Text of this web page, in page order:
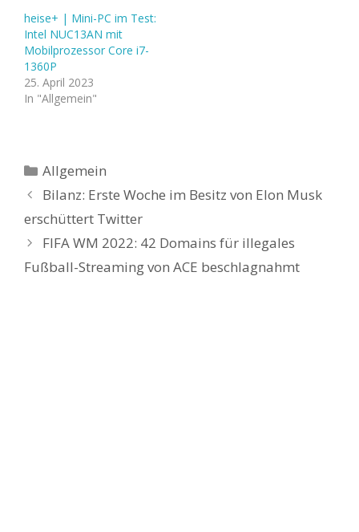
heise+ | Mini-PC im Test:
Intel NUC13AN mit
Mobilprozessor Core i7-
1360P
25. April 2023
In "Allgemein"
Kategorien
Allgemein
Bilanz: Erste Woche im Besitz von Elon Musk
erschüttert Twitter
FIFA WM 2022: 42 Domains für illegales
Fußball-Streaming von ACE beschlagnahmt